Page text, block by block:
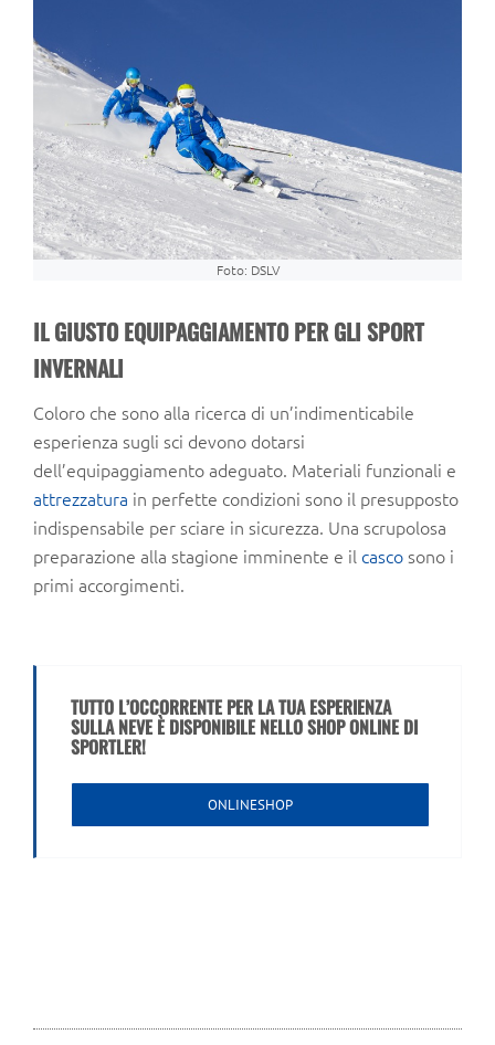
Foto: DSLV
IL GIUSTO EQUIPAGGIAMENTO PER GLI SPORT
INVERNALI
Coloro che sono alla ricerca di un’indimenticabile
esperienza sugli sci devono dotarsi
dell’equipaggiamento adeguato. Materiali funzionali e
attrezzatura in perfette condizioni sono il presupposto
indispensabile per sciare in sicurezza. Una scrupolosa
preparazione alla stagione imminente e il casco sono i
primi accorgimenti.
TUTTO L’OCCORRENTE PER LA TUA ESPERIENZA
SULLA NEVE È DISPONIBILE NELLO SHOP ONLINE DI
SPORTLER!
ONLINESHOP